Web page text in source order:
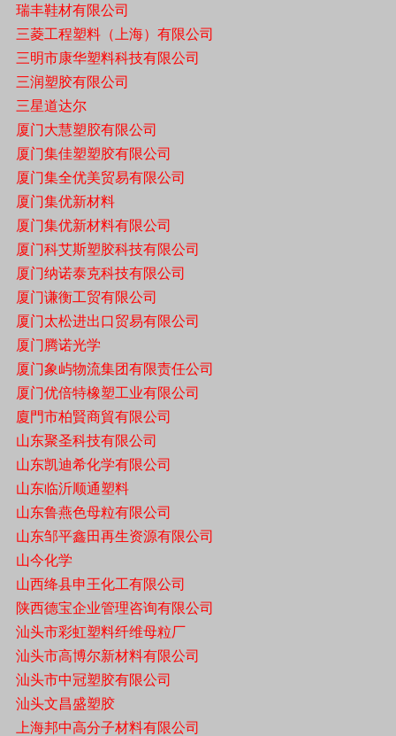
瑞丰鞋材有限公司
三菱工程塑料（上海）有限公司
三明市康华塑料科技有限公司
三润塑胶有限公司
三星道达尔
厦门大慧塑㬵有限公司
厦门集佳塑塑胶有限公司
厦门集全优美贸易有限公司
厦门集优新材料
厦门集优新材料有限公司
厦门科艾斯塑胶科技有限公司
厦门纳诺泰克科技有限公司
厦门谦衡工贸有限公司
厦门太松进出口贸易有限公司
厦门腾诺光学
厦门象屿物流集团有限责任公司
厦门优倍特橡塑工业有限公司
廈門市柏賢商貿有限公司
山东聚圣科技有限公司
山东凯迪希化学有限公司
山东临沂顺通塑料
山东鲁燕色母粒有限公司
山东邹平鑫田再生资源有限公司
山今化学
山西绛县申王化工有限公司
陕西德宝企业管理咨询有限公司
汕头市彩虹塑料纤维母粒厂
汕头市高博尔新材料有限公司
汕头市中冠塑胶有限公司
汕头文昌盛塑胶
上海邦中高分子材料有限公司